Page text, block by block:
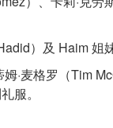
）及 Haim 姐
·麦格罗（Tim
服。